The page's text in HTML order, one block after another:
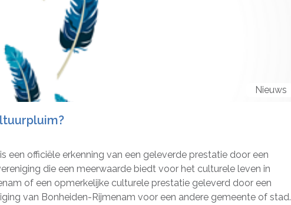
Nieuws
een officiële erkenning van een geleverde prestatie door een
die een meerwaarde biedt voor het culturele leven in
of een opmerkelijke culturele prestatie geleverd door een
van Bonheiden-Rijmenam voor een andere gemeente of stad.